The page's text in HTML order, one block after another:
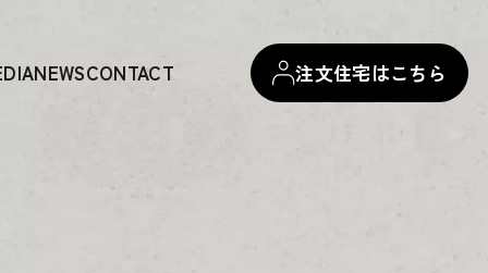
NEWSCONTACT 注文住宅はこちら